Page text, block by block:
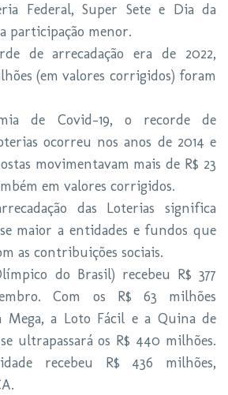
Federal, Super Sete e Dia da
participação menor.
de arrecadação era de 2022,
(em valores corrigidos) foram
de Covid-19, o recorde de
ocorreu nos anos de 2014 e
movimentavam mais de R$ 23
em valores corrigidos.
das Loterias significa
maior a entidades e fundos que
as contribuições sociais.
do Brasil) recebeu R$ 377
Com os R$ 63 milhões
Mega, a Loto Fácil e a Quina de
ultrapassará os R$ 440 milhões.
recebeu R$ 436 milhões,